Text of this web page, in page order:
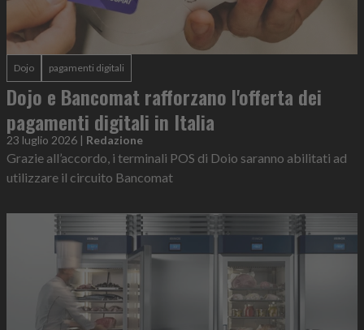
Dojo pagamenti digitali
Dojo e Bancomat rafforzano l'offerta dei
pagamenti digitali in Italia
23 luglio 2026 | Redazione
Grazie all’accordo, i terminali POS di Doio saranno abilitati ad
utilizzare il circuito Bancomat